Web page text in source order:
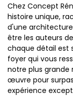
Chez Concept
histoire unique,
d'une
être les auteurs
chaque détail est
foyer qui vous
notre plus
œuvre pour
expérience